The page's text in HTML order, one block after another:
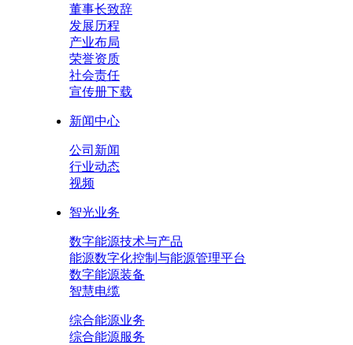
董事长致辞
发展历程
产业布局
荣誉资质
社会责任
宣传册下载
新闻中心
公司新闻
行业动态
视频
智光业务
数字能源技术与产品
能源数字化控制与能源管理平台
数字能源装备
智慧电缆
综合能源业务
综合能源服务